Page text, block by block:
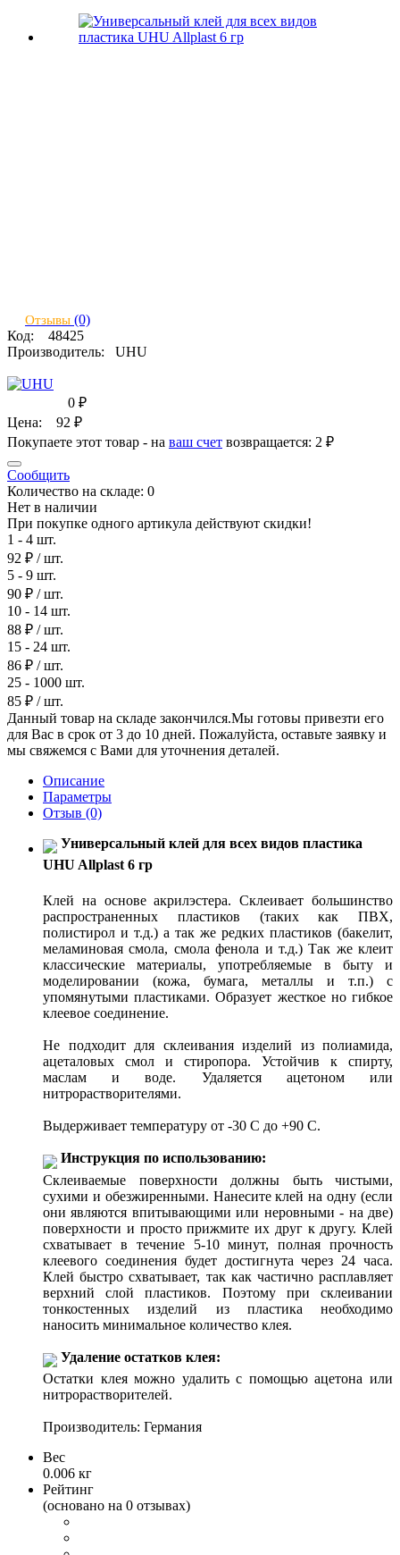
Отзывы (0)
Код: 48425
Производитель: UHU
0 ₽
Цена: 92 ₽
Покупаете этот товар - на ваш счет возвращается: 2 ₽
Сообщить
Количество на складе: 0
Нет в наличии
При покупке одного артикула действуют скидки!
1 - 4 шт.
92 ₽ / шт.
5 - 9 шт.
90 ₽ / шт.
10 - 14 шт.
88 ₽ / шт.
15 - 24 шт.
86 ₽ / шт.
25 - 1000 шт.
85 ₽ / шт.
Данный товар на складе закончился.Мы готовы привезти его
для Вас в срок от 3 до 10 дней. Пожалуйста, оставьте заявку и
мы свяжемся с Вами для уточнения деталей.
Описание
Параметры
Отзыв (0)
Универсальный клей для всех видов пластика
UHU Allplast 6 гр
Клей на основе акрилэстера. Склеивает большинство
распространенных пластиков (таких как ПВХ,
полистирол и т.д.) а так же редких пластиков (бакелит,
меламиновая смола, смола фенола и т.д.) Так же клеит
классические материалы, употребляемые в быту и
моделировании (кожа, бумага, металлы и т.п.) с
упомянутыми пластиками. Образует жесткое но гибкое
клеевое соединение.
Не подходит для склеивания изделий из полиамида,
ацеталовых смол и стиропора. Устойчив к спирту,
маслам и воде. Удаляется ацетоном или
нитрорастворителями.
Выдерживает температуру от -30 С до +90 С.
Инструкция по использованию:
Склеиваемые поверхности должны быть чистыми,
сухими и обезжиренными. Нанесите клей на одну (если
они являются впитывающими или неровными - на две)
поверхности и просто прижмите их друг к другу. Клей
схватывает в течение 5-10 минут, полная прочность
клеевого соединения будет достигнута через 24 часа.
Клей быстро схватывает, так как частично расплавляет
верхний слой пластиков. Поэтому при склеивании
тонкостенных изделий из пластика необходимо
наносить минимальное количество клея.
Удаление остатков клея:
Остатки клея можно удалить с помощью ацетона или
нитрорастворителей.
Производитель: Германия
Вес
0.006 кг
Рейтинг
(основано на 0 отзывах)